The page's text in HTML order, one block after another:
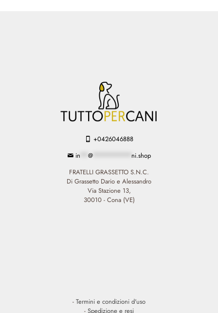
+0426046888
in
@
ni.shop
FRATELLI GRASSETTO S.N.C.
Di Grassetto Dario e Alessandro
Via Stazione 13,
30010 - Cona (VE)
- Termini e condizioni d'uso
- Spedizione e resi